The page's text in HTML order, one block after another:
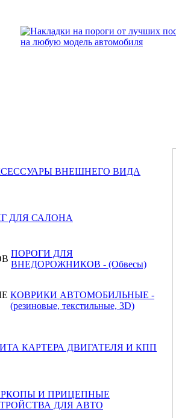
ВНЕШНЕГО ВИДА
ДЛЯ САЛОНА
ПОРОГИ ДЛЯ
ВНЕДОРОЖНИКОВ - (Обвесы)
КОВРИКИ АВТОМОБИЛЬНЫЕ -
(резиновые, текстильные, 3D)
КАРТЕРА ДВИГАТЕЛЯ И КПП
И ПРИЦЕПНЫЕ
ДЛЯ АВТО